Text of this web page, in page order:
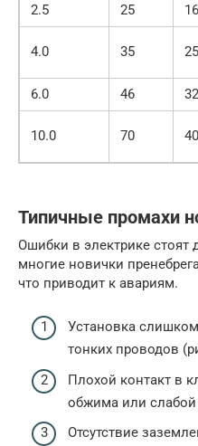
2.5
25
4.0 35 25
6.0
46 32
10.0 70
Типичные промахи
Ошибки в электрике стоят
многие новички
что приводит к авариям.
Установка
тонких проводов
Плохой контакт в
обжима или слабой
Отсутствие